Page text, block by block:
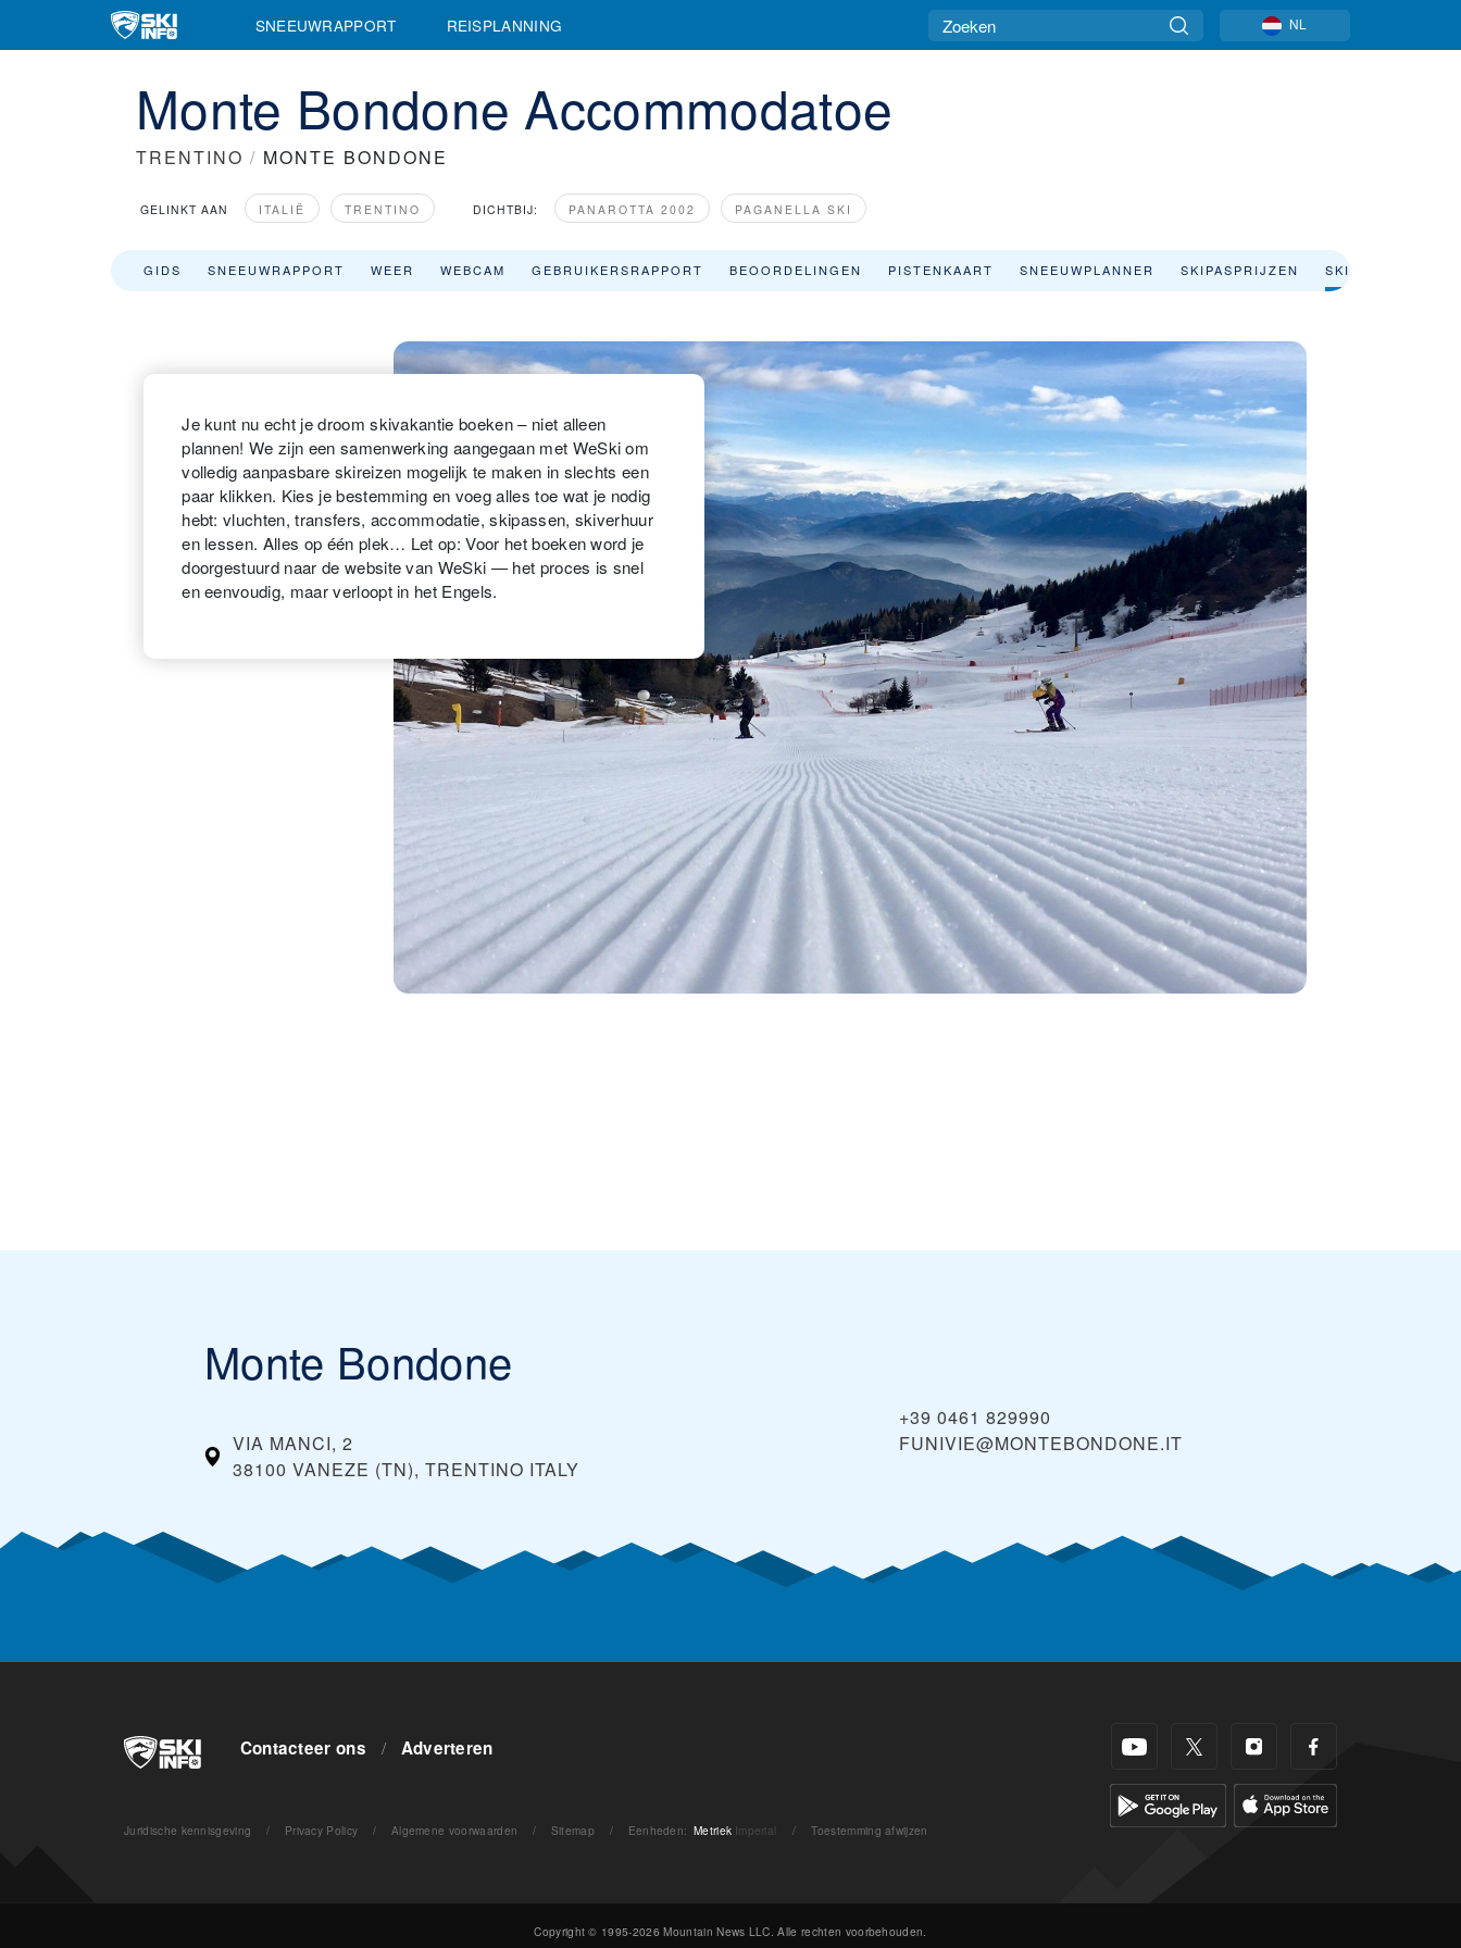
SNEEUWRAPPORT REISPLANNING NL
Monte Bondone Accommodatoe
TRENTINO / MONTE BONDONE
GELINKT AAN ITALIË TRENTINO DICHTBIJ: PANAROTTA 2002 PAGANELLA SKI
GIDS SNEEUWRAPPORT WEER WEBCAM GEBRUIKERSRAPPORT BEOORDELINGEN PISTENKAART SNEEUWPLANNER SKIPASPRIJZEN SKIVAKANTIE
Je kunt nu echt je droom skivakantie boeken – niet alleen
plannen! We zijn een samenwerking aangegaan met WeSki om
volledig aanpasbare skireizen mogelijk te maken in slechts een
paar klikken. Kies je bestemming en voeg alles toe wat je nodig
hebt: vluchten, transfers, accommodatie, skipassen, skiverhuur
en lessen. Alles op één plek… Let op: Voor het boeken word je
doorgestuurd naar de website van WeSki — het proces is snel
en eenvoudig, maar verloopt in het Engels.
Monte Bondone
VIA MANCI, 2
38100 VANEZE (TN), TRENTINO ITALY
+39 0461 829990
FUNIVIE@MONTEBONDONE.IT
Contacteer ons / Adverteren
Juridische kennisgeving / Privacy Policy / Algemene voorwaarden / Sitemap / Eenheden: Metriek Imperial / Toestemming afwijzen
Copyright © 1995-2026 Mountain News LLC. Alle rechten voorbehouden.